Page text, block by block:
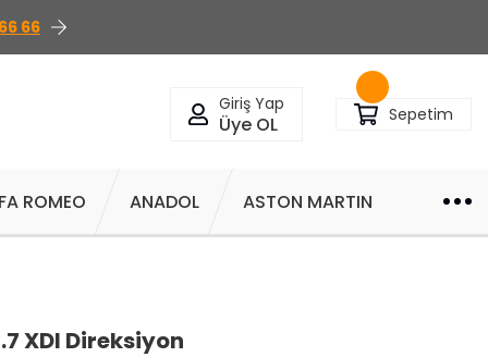
66
Giriş Yap
Üye OL Sepetim
ROMEO ANADOL ASTON MARTIN
XDI Direksiyon